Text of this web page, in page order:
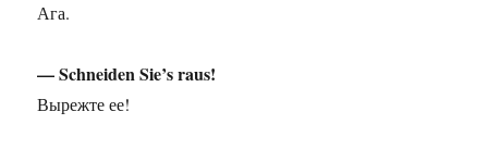
Ага.
— Schneiden Sie’s raus!
Вырежте ее!